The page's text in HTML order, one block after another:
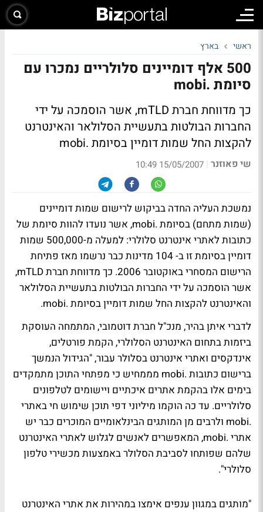
ראשי בארץ
500 אלף דומיינים סלולריים נמכרו עם
סיומת .mobi
כך מדווחת חברת mTLD, אשר הוסמכה על ידי
החברות הבולטות בתעשיית הסלולאר והאינטרנט
להקצות החל שמות דומיין בסיומת .mobi
שי פאוזנר |
15/05/2007 10:49
נמשכת העליה החדה בביקוש לרישום שמות דומיינים
(שמות מתחם) בסיומת .mobi, אשר נועדו להוות סיומת של
כתובות לאתרי אינטרנט סלולרי: למעלה מ-500,000 שמות
דומיין בסיומת זו ב- 104 מדינות כבר נרשמו מאז פתיחת
הרישום המסחרי באוקטובר 2006. כך מדווחת חברת mTLD,
אשר הוסמכה על ידי החברות הבולטות בתעשיית הסלולאר
והאינטרנט להקצות החל שמות דומיין בסיומת .mobi.
לדברי איתן בהיר, מנכ"ל חברת דוטמובי, המתמחה העוסקת
ביזמות בתחום האינטרנט הסלולרי, הקמת פורטלים,
אינדקסים ואתרי אינטרנט בסלולר עבור, "הגידול הנמשך
ברישום כתובות .mobi מממחיש כי מפתחי התוכן מתמקדים
בימים אלו בהקמת אתרים איכתיים ויישומים לטלפונים
סלולריים. עד כה הוקמו מיליוני דפי תוכן שימוש חי באתרי
.mobi ולרבים מן המותגים הבינלאומיים המוכרים כבר יש
אתרי .mobi, המאפשרים לאנשים לגלוש לאתרי האינטרנט
שלהם שפותחו לסביבת הסלולר באמצעות מכשירי טלפון
סלולרי".
"מותגים במגוון ענפים אימצו במהירות את אתרי האינטרנט